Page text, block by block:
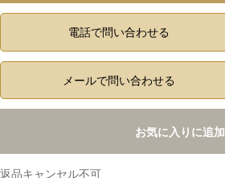
電話で問い合わせる
メールで問い合わせる
お気に入りに追加
返品キャンセル不可